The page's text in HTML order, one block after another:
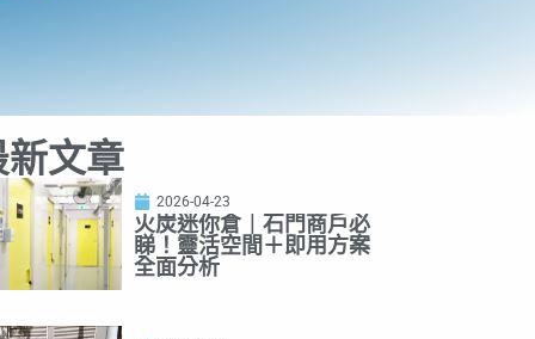
新文章
2026-04-23
火炭迷你倉｜石門商戶必
睇！靈活空間＋即用方案
全面分析